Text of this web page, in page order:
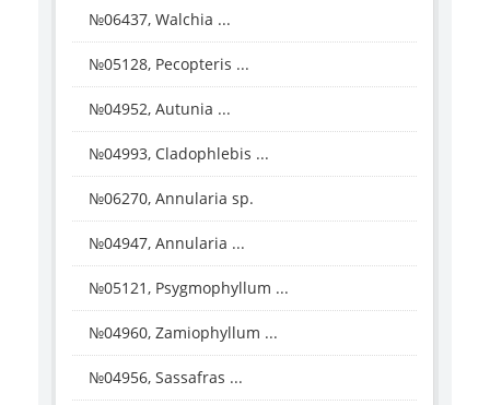
№06437, Walchia ...
№05128, Pecopteris ...
№04952, Autunia ...
№04993, Cladophlebis ...
№06270, Annularia sp.
№04947, Annularia ...
№05121, Psygmophyllum ...
№04960, Zamiophyllum ...
№04956, Sassafras ...